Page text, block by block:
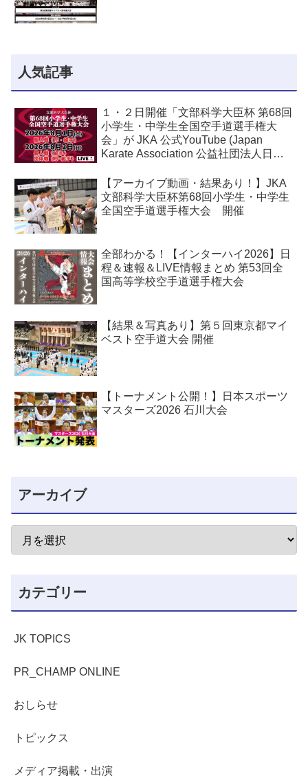
人気記事
１・２日開催「文部科学大臣杯 第68回
小学生・中学生全国空手道選手権大
会」が JKA 公式YouTube (Japan
Karate Association 公益社団法人日本
【アーカイブ動画・結果あり！】JKA
文部科学大臣杯第68回小学生・中学生
全国空手道選手権大会 開催
全部わかる！【インターハイ2026】日
程＆速報＆LIVE情報まとめ 第53回全
国高等学校空手道選手権大会
【結果＆写真あり】第５回東京都マイ
ベスト空手道大会 開催
【トーナメント公開！】日本スポーツ
マスターズ2026 石川大会
アーカイブ
カテゴリー
JK TOPICS
PR_CHAMP ONLINE
おしらせ
トピックス
メディア掲載・出演